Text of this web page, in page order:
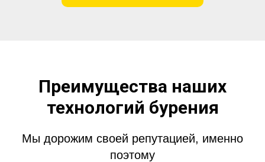
Преимущества наших
технологий бурения
Мы дорожим своей репутацией, именно
поэтому